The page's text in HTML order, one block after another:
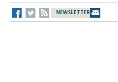
NEWSLETTER